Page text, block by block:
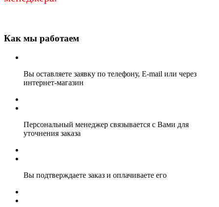
Как мы работаем
Вы оставляете заявку по телефону, E-mail или через
интернет-магазин
Персональный менеджер связывается с Вами для
уточнения заказа
Вы подтверждаете заказ и оплачиваете его